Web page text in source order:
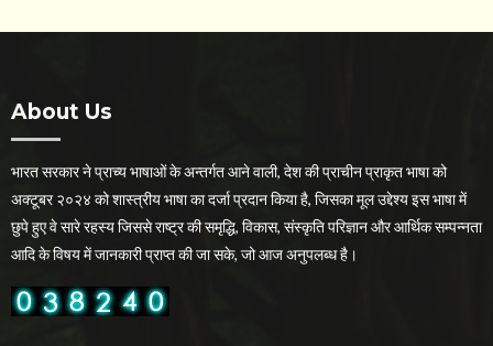
About Us
भारत सरकार ने प्राच्य भाषाओं के अन्तर्गत आने वाली, देश की प्राचीन प्राकृत भाषा को
अक्टूबर २०२४ को शास्त्रीय भाषा का दर्जा प्रदान किया है, जिसका मूल उद्देश्य इस भाषा में
छुपे हुए वे सारे रहस्य जिससे राष्ट्र की समृद्धि, विकास, संस्कृति परिज्ञान और आर्थिक सम्पन्नता
आदि के विषय में जानकारी प्राप्त की जा सके, जो आज अनुपलब्ध है।